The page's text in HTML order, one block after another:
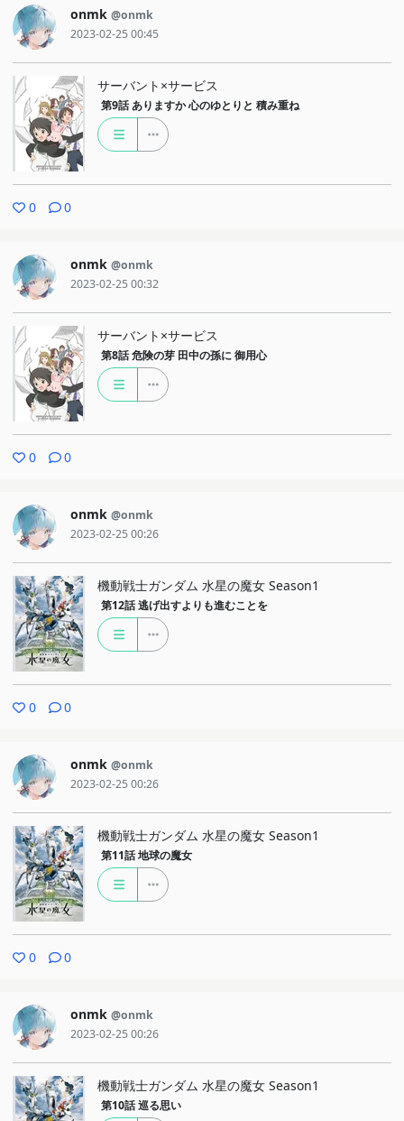
onmk @onmk
2023-02-25 00:45
サーバント×サービス
第9話 ありますか 心のゆとりと 積み重ね
0 0
onmk @onmk
2023-02-25 00:32
サーバント×サービス
第8話 危険の芽 田中の孫に 御用心
0 0
onmk @onmk
2023-02-25 00:26
機動戦士ガンダム 水星の魔女 Season1
第12話 逃げ出すよりも進むことを
0 0
onmk @onmk
2023-02-25 00:26
機動戦士ガンダム 水星の魔女 Season1
第11話 地球の魔女
0 0
onmk @onmk
2023-02-25 00:26
機動戦士ガンダム 水星の魔女 Season1
第10話 巡る思い